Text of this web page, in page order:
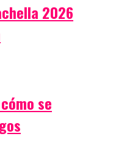
2026
se